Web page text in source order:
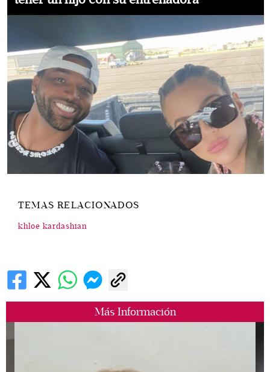
Más Información
TEMAS RELACIONADOS
khloe kardashian